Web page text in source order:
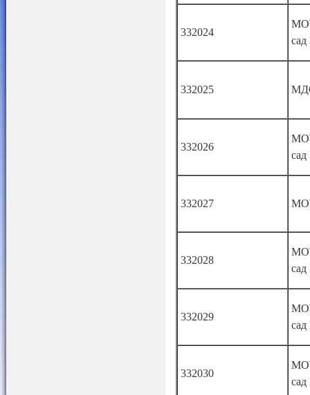
332024
332025
332026
332027
332028
332029
332030